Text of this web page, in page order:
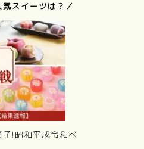
スイーツは？／
子!昭和平成令和ベ